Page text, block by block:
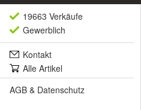
19663 Verkäufe
Gewerblich
Kontakt
Alle Artikel
AGB & Datenschutz